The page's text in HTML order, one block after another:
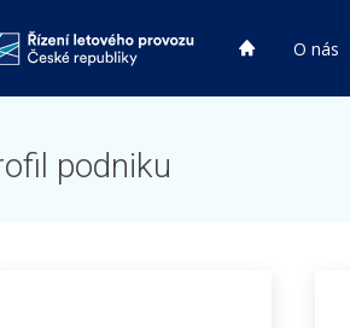
HP O nás
podniku